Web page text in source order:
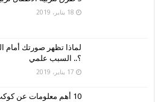
18 يناير، 2019
لماذا تظهر صورتك أمام
؟.. السبب علمي
17 يناير، 2019
10 أهم معلومات عن كوكب المريخ